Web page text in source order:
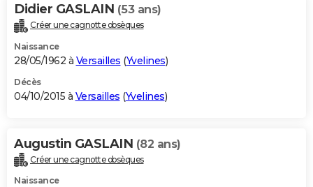
Didier GASLAIN (53 ans)
Créer une cagnotte obsèques
Naissance
28/05/1962 à Versailles (Yvelines)
Décès
04/10/2015 à Versailles (Yvelines)
Augustin GASLAIN (82 ans)
Créer une cagnotte obsèques
Naissance